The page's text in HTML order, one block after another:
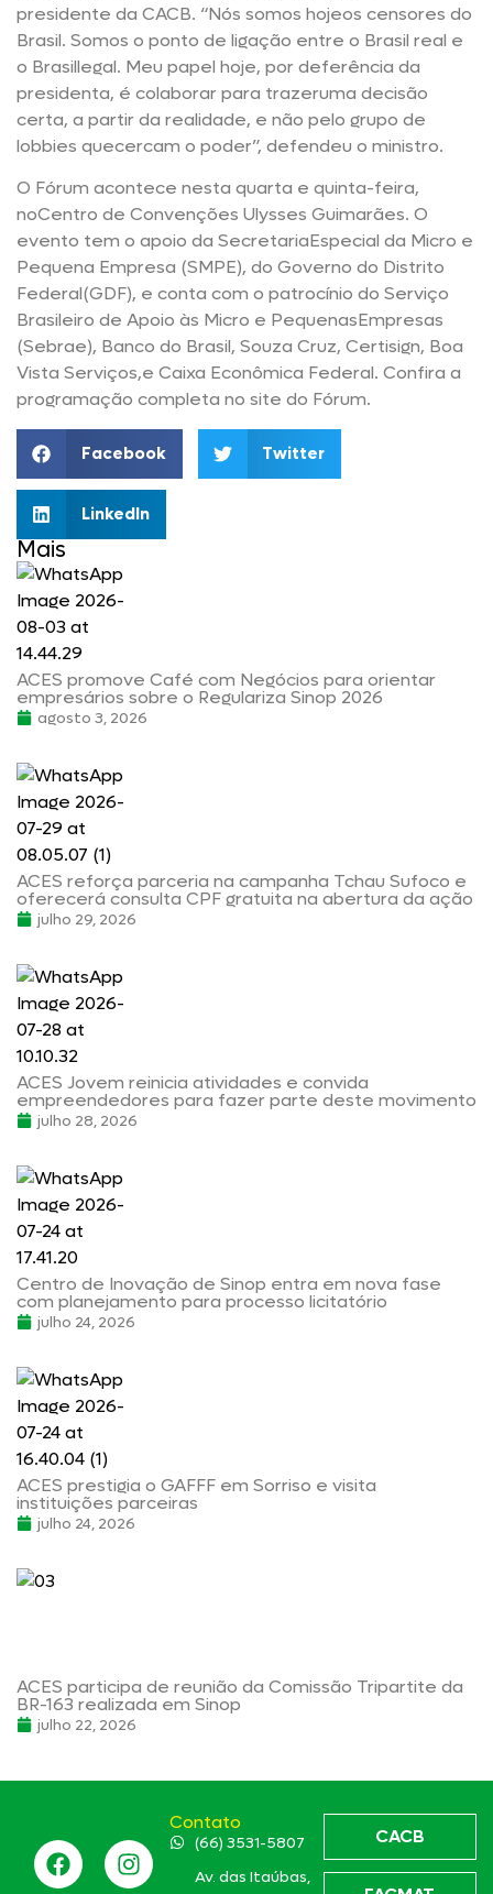
presidente da CACB. “Nós somos hojeos censores do
Brasil. Somos o ponto de ligação entre o Brasil real e
o Brasillegal. Meu papel hoje, por deferência da
presidenta, é colaborar para trazeruma decisão
certa, a partir da realidade, e não pelo grupo de
lobbies quecercam o poder”, defendeu o ministro.
O Fórum acontece nesta quarta e quinta-feira,
noCentro de Convenções Ulysses Guimarães. O
evento tem o apoio da SecretariaEspecial da Micro e
Pequena Empresa (SMPE), do Governo do Distrito
Federal(GDF), e conta com o patrocínio do Serviço
Brasileiro de Apoio às Micro e PequenasEmpresas
(Sebrae), Banco do Brasil, Souza Cruz, Certisign, Boa
Vista Serviços,e Caixa Econômica Federal. Confira a
programação completa no site do Fórum.
Facebook Twitter
LinkedIn
Mais
ACES promove Café com Negócios para orientar
empresários sobre o Regulariza Sinop 2026
agosto 3, 2026
ACES reforça parceria na campanha Tchau Sufoco e
oferecerá consulta CPF gratuita na abertura da ação
julho 29, 2026
ACES Jovem reinicia atividades e convida
empreendedores para fazer parte deste movimento
julho 28, 2026
Centro de Inovação de Sinop entra em nova fase
com planejamento para processo licitatório
julho 24, 2026
ACES prestigia o GAFFF em Sorriso e visita
instituições parceiras
julho 24, 2026
ACES participa de reunião da Comissão Tripartite da
BR-163 realizada em Sinop
julho 22, 2026
Contato
(66) 3531-5807
Av. das Itaúbas,
CACB